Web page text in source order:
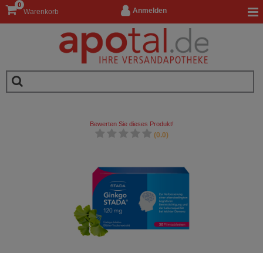
Anmelden
Warenkorb
0
Bewerten Sie dieses Produkt!
(0.0)